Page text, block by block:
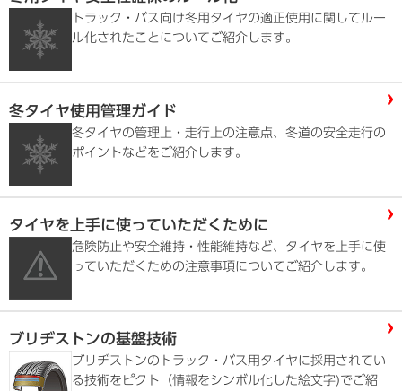
トラック・バス向け冬用タイヤの適正使用に関してルー
ル化されたことについてご紹介します。
冬タイヤ使用管理ガイド
冬タイヤの管理上・走行上の注意点、冬道の安全走行の
ポイントなどをご紹介します。
タイヤを上手に使っていただくために
危険防止や安全維持・性能維持など、タイヤを上手に使
っていただくための注意事項についてご紹介します。
ブリヂストンの基盤技術
ブリヂストンのトラック・バス用タイヤに採用されてい
る技術をピクト（情報をシンボル化した絵文字)でご紹